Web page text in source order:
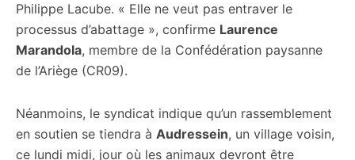
Philippe Lacube. « Elle ne veut pas entraver le
processus d’abattage », confirme Laurence
Marandola, membre de la Confédération paysanne
de l’Ariège (CR09).
Néanmoins, le syndicat indique qu’un rassemblement
en soutien se tiendra à Audressein, un village voisin,
ce lundi midi, jour où les animaux devront être